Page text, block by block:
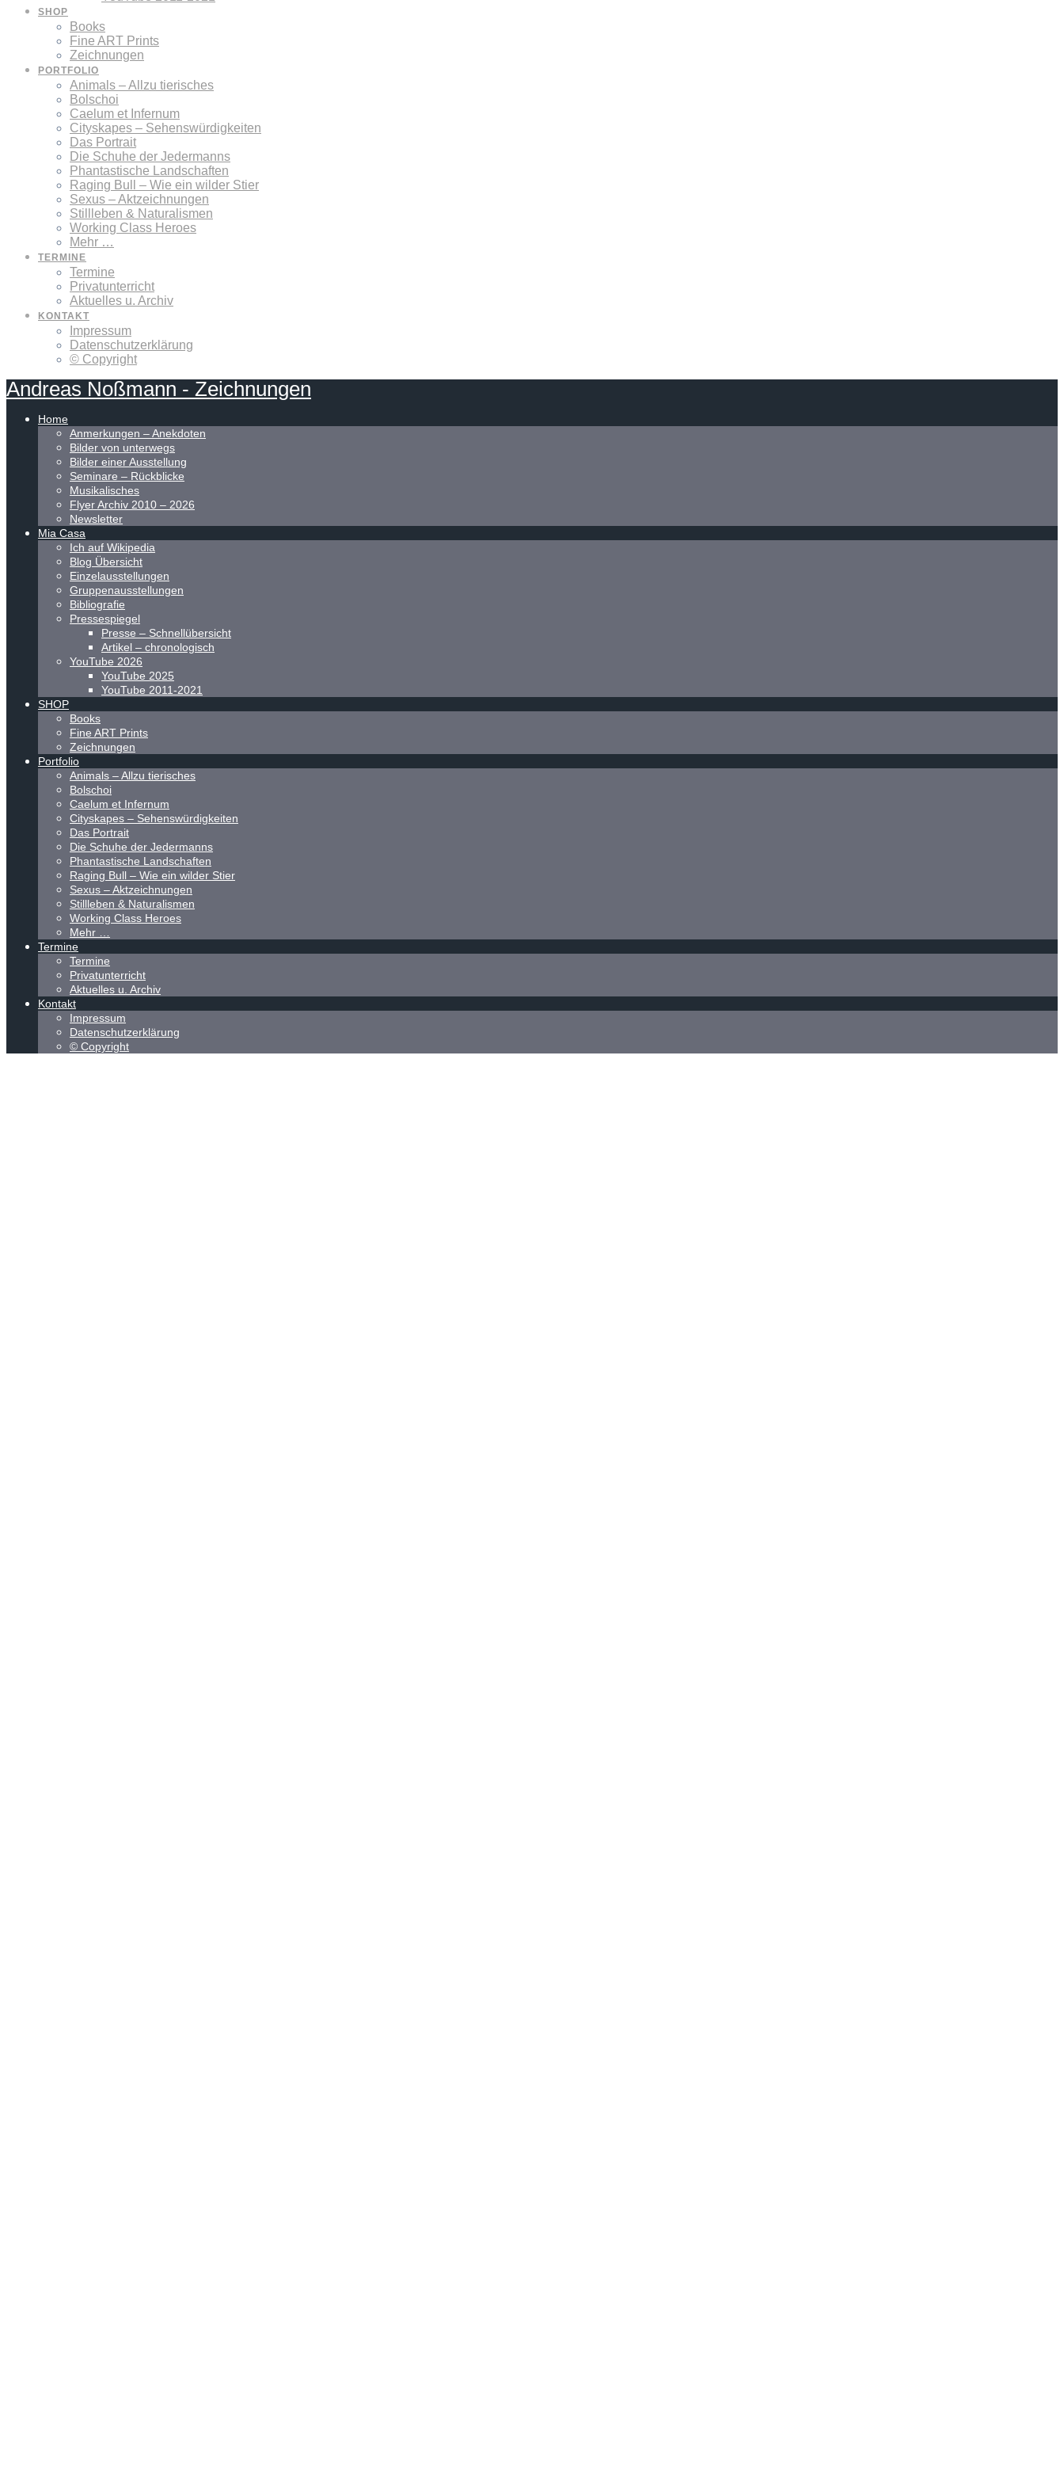
SHOP
Books
Fine ART Prints
Zeichnungen
PORTFOLIO
Animals – Allzu tierisches
Bolschoi
Caelum et Infernum
Cityskapes – Sehenswürdigkeiten
Das Portrait
Die Schuhe der Jedermanns
Phantastische Landschaften
Raging Bull – Wie ein wilder Stier
Sexus – Aktzeichnungen
Stillleben & Naturalismen
Working Class Heroes
Mehr …
TERMINE
Termine
Privatunterricht
Aktuelles u. Archiv
KONTAKT
Impressum
Datenschutzerklärung
© Copyright
Andreas Noßmann - Zeichnungen
Home
Anmerkungen – Anekdoten
Bilder von unterwegs
Bilder einer Ausstellung
Seminare – Rückblicke
Musikalisches
Flyer Archiv 2010 – 2026
Newsletter
Mia Casa
Ich auf Wikipedia
Blog Übersicht
Einzelausstellungen
Gruppenausstellungen
Bibliografie
Pressespiegel
Presse – Schnellübersicht
Artikel – chronologisch
YouTube 2026
YouTube 2025
YouTube 2011-2021
SHOP
Books
Fine ART Prints
Zeichnungen
Portfolio
Animals – Allzu tierisches
Bolschoi
Caelum et Infernum
Cityskapes – Sehenswürdigkeiten
Das Portrait
Die Schuhe der Jedermanns
Phantastische Landschaften
Raging Bull – Wie ein wilder Stier
Sexus – Aktzeichnungen
Stillleben & Naturalismen
Working Class Heroes
Mehr …
Termine
Termine
Privatunterricht
Aktuelles u. Archiv
Kontakt
Impressum
Datenschutzerklärung
© Copyright